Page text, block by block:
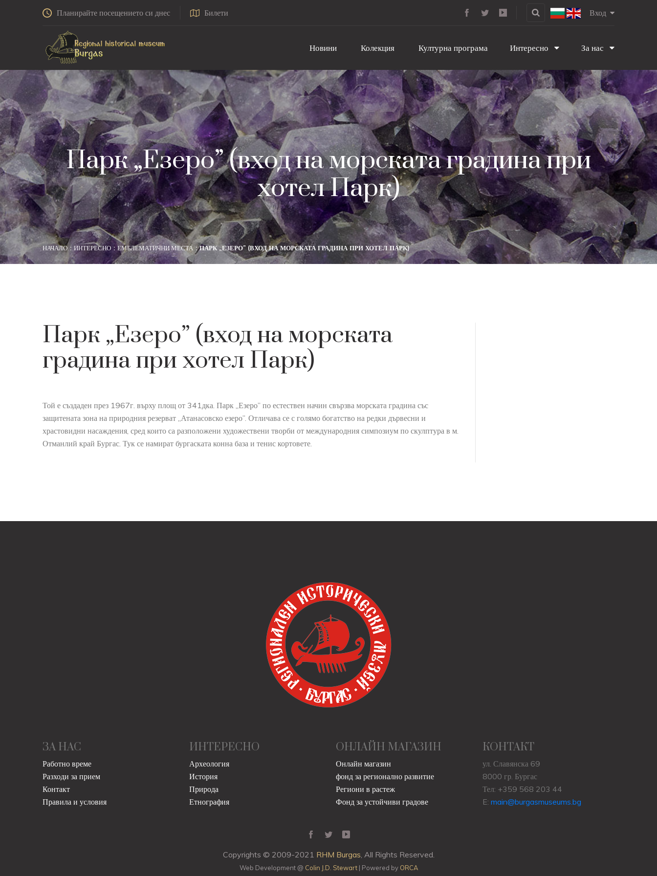
Планирайте посещението си днес Билети Вход
Новини Колекция Културна програма Интересно За нас
Парк „Езеро” (вход на морската градина при
хотел Парк)
НАЧАЛО ИНТЕРЕСНО ЕМБЛЕМАТИЧНИ МЕСТА ПАРК „ЕЗЕРО” (ВХОД НА МОРСКАТА ГРАДИНА ПРИ ХОТЕЛ ПАРК)
Парк „Езеро” (вход на морската
градина при хотел Парк)
Той е създаден през 1967г. върху площ от 341дка. Парк „Езеро” по естествен начин свързва морската градина със
защитената зона на природния резерват „Атанасовско езеро”. Отличава се с голямо богатство на редки дървесни и
храстовидни насаждения, сред които са разположени художествени творби от международния симпозиум по скулптура в м.
Отманлий край Бургас. Тук се намират бургаската конна база и тенис кортовете.
ЗА НАС
Работно време
Разходи за прием
Контакт
Правила и условия
ИНТЕРЕСНО
Археология
История
Природа
Етнография
ОНЛАЙН МАГАЗИН
Онлайн магазин
фонд за регионално развитие
Региони в растеж
Фонд за устойчиви градове
КОНТАКТ
ул. Славянска 69
8000 гр. Бургас
Тел: +359 568 203 44
E: main@burgasmuseums.bg
Copyrights © 2009-2021 RHM Burgas, All Rights Reserved.
Web Development @ Colin J.D. Stewart| Powered by ORCA